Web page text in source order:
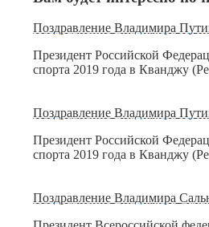
Поздравление Владимира
Президент Российской
спорта 2019 года в Кванджу
Поздравление Владимира
Президент Российской
спорта 2019 года в Кванджу
Поздравление Владимира